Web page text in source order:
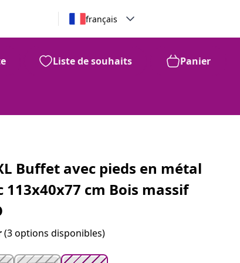
français
Liste de souhaits Panier
99
Buffet avec pieds en métal
113x40x77 cm Bois massif
(3 options disponibles)